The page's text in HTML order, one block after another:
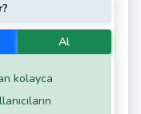
Al
kolayca